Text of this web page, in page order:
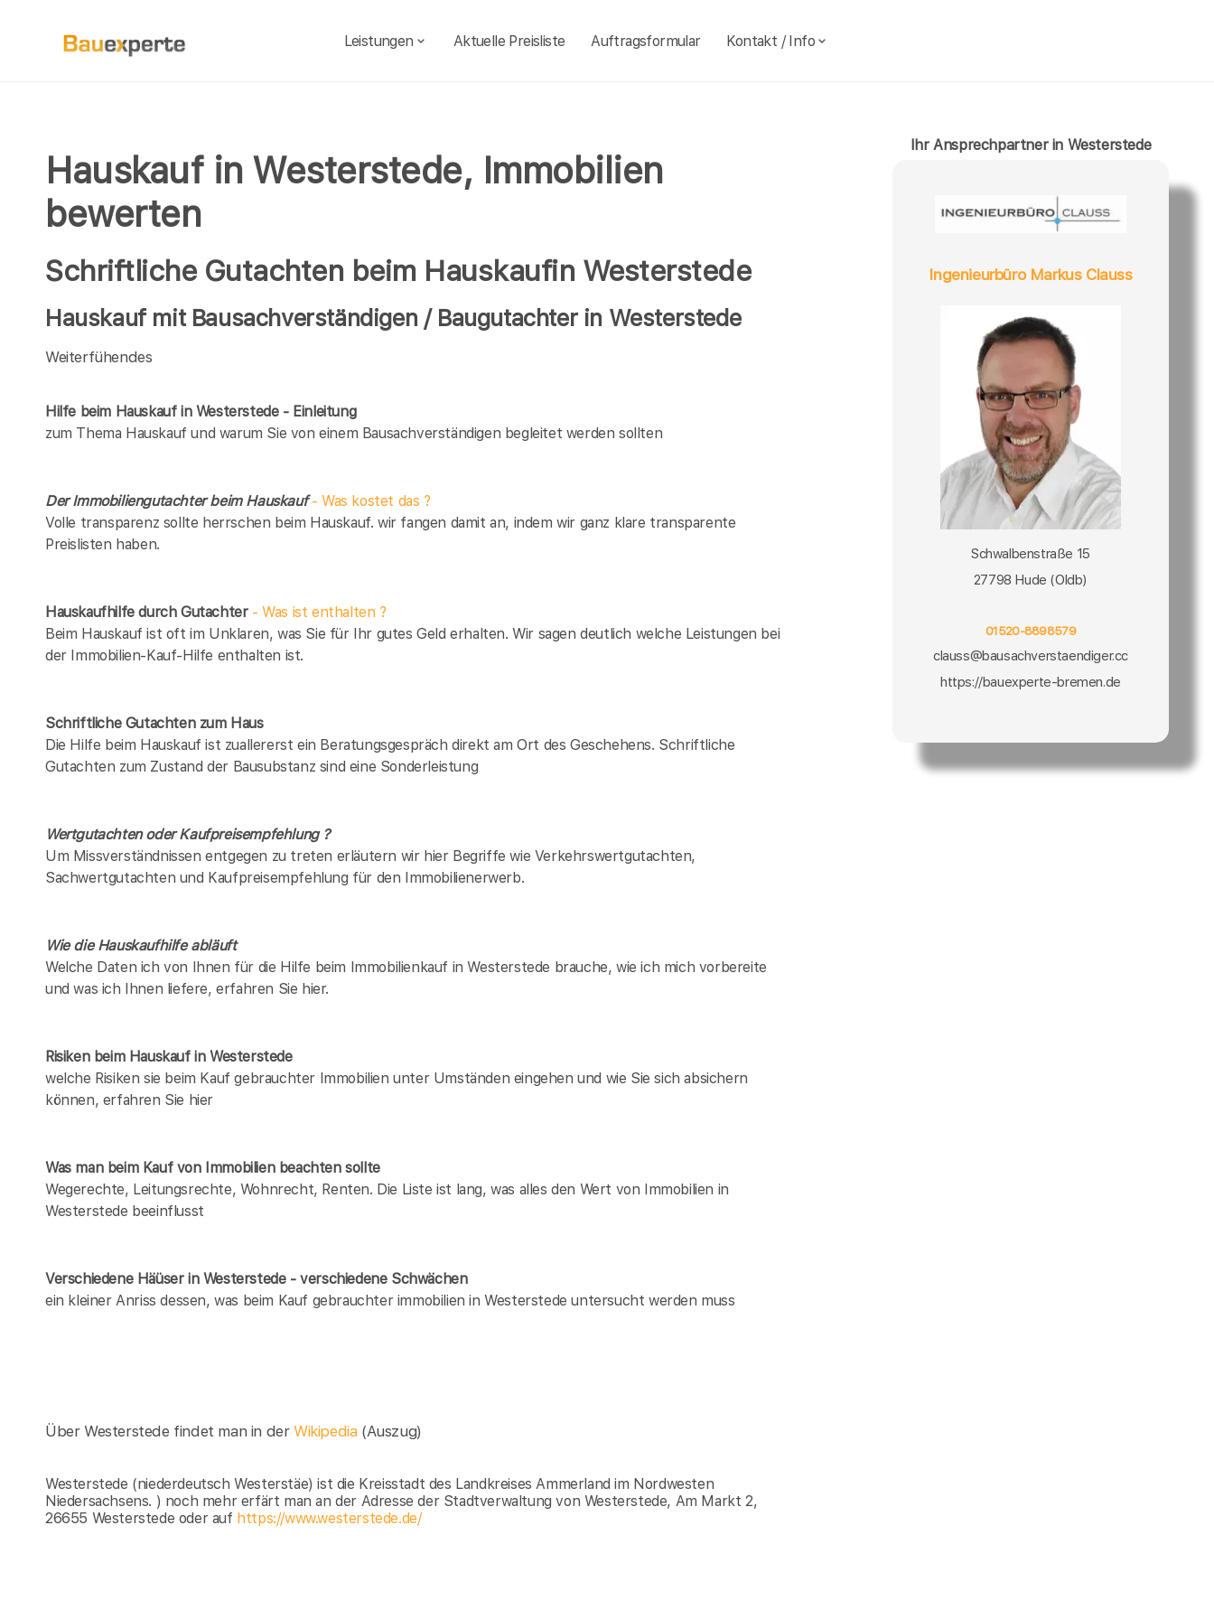
Leistungen Aktuelle Preisliste Auftragsformular Kontakt / Info
Hauskauf in Westerstede, Immobilien
bewerten
Schriftliche Gutachten beim Hauskaufin Westerstede
Hauskauf mit Bausachverständigen / Baugutachter in Westerstede
Weiterfühendes
Hilfe beim Hauskauf in Westerstede - Einleitung
zum Thema Hauskauf und warum Sie von einem Bausachverständigen begleitet werden sollten
Der Immobiliengutachter beim Hauskauf- Was kostet das ?
Volle transparenz sollte herrschen beim Hauskauf. wir fangen damit an, indem wir ganz klare transparente
Preislisten haben.
Hauskaufhilfe durch Gutachter- Was ist enthalten ?
Beim Hauskauf ist oft im Unklaren, was Sie für Ihr gutes Geld erhalten. Wir sagen deutlich welche Leistungen bei
der Immobilien-Kauf-Hilfe enthalten ist.
Schriftliche Gutachten zum Haus
Die Hilfe beim Hauskauf ist zuallererst ein Beratungsgespräch direkt am Ort des Geschehens. Schriftliche
Gutachten zum Zustand der Bausubstanz sind eine Sonderleistung
Wertgutachten oder Kaufpreisempfehlung ?
Um Missverständnissen entgegen zu treten erläutern wir hier Begriffe wie Verkehrswertgutachten,
Sachwertgutachten und Kaufpreisempfehlung für den Immobilienerwerb.
Wie die Hauskaufhilfe abläuft
Welche Daten ich von Ihnen für die Hilfe beim Immobilienkauf in Westerstede brauche, wie ich mich vorbereite
und was ich Ihnen liefere, erfahren Sie hier.
Risiken beim Hauskaufin Westerstede
welche Risiken sie beim Kauf gebrauchter Immobilien unter Umständen eingehen und wie Sie sich absichern
können, erfahren Sie hier
Was man beim Kauf von Immobilien beachten sollte
Wegerechte, Leitungsrechte, Wohnrecht, Renten. Die Liste ist lang, was alles den Wert von Immobilien in
Westerstede beeinflusst
Verschiedene Häüser in Westerstede - verschiedene Schwächen
ein kleiner Anriss dessen, was beim Kauf gebrauchter immobilien in Westerstede untersucht werden muss
Über Westerstede findet man in derWikipedia (Auszug)
Westerstede (niederdeutsch Westerstäe) ist die Kreisstadt des Landkreises Ammerland im Nordwesten
Niedersachsens. ) noch mehr erfärt man an der Adresse der Stadtverwaltung von Westerstede, Am Markt 2,
26655 Westerstede oder auf https://www.westerstede.de/
Ihr Ansprechpartner in Westerstede
Ingenieurbüro Markus Clauss
Schwalbenstraße 15
27798 Hude (Oldb)
01520-8898579
clauss@bausachverstaendiger.cc
https://bauexperte-bremen.de